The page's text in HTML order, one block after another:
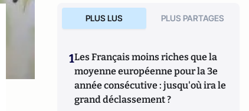
PLUS LUS PLUS PARTAGES
1Les Français moins riches que la
moyenne européenne pour la 3e
année consécutive : jusqu'où ira le
grand déclassement ?